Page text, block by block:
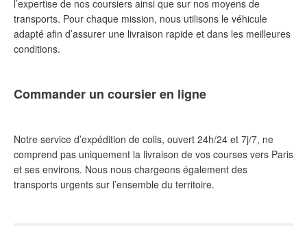
l’expertise de nos coursiers ainsi que sur nos moyens de
transports. Pour chaque mission, nous utilisons le véhicule
adapté afin d’assurer une livraison rapide et dans les meilleures
conditions.
Commander un coursier en ligne
Notre service d’expédition de colis, ouvert 24h/24 et 7j/7, ne
comprend pas uniquement la livraison de vos courses vers Paris
et ses environs. Nous nous chargeons également des
transports urgents sur l’ensemble du territoire.